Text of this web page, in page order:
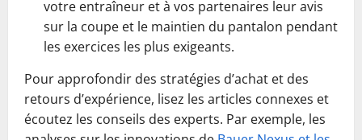
votre entraîneur et à vos partenaires leur avis
sur la coupe et le maintien du pantalon pendant
les exercices les plus exigeants.
Pour approfondir des stratégies d’achat et des
retours d’expérience, lisez les articles connexes et
écoutez les conseils des experts. Par exemple, les